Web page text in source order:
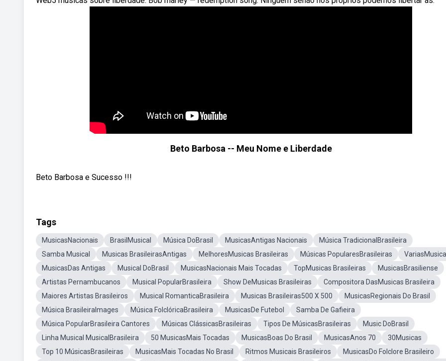
Beto Barbosa -- Meu Nome e Liberdade
Beto Barbosa e Sucesso !!!
Tags
MusicasNacionais BrasilMusical Música DoBrasil MusicasAntigas Nacionais
Música TradicionalBrasileira
Samba Musical
Musicas BrasileirasAntigas MelhoresMusicas Brasileiras Músicas PopularesBrasileiras
MusicasDas Antigas
Musical DoBrasil MusicasNacionais Mais Tocadas TopMusicas Brasileiras
MusicasBrasiliense
Artistas Pernambucanos
Musical PopularBrasileira Show DeMusicas Brasileiras
Compositora DasMusicas Brasileira
Maiores Artistas Brasileiros
Musical RomanticaBrasileira Musicas Brasileiras500 X 500
MusicasRegionais Do Brasil
Música BrasileiraImages
Música FolclóricaBrasileira MusicasDe Futebol
Samba De Gafieira
Música PopularBrasileira Cantores
Músicas ClássicasBrasileiras Tipos De MúsicasBrasileiras
Music DoBrasil
Linha Musical MusicalBrasileira
50 MusicasMais Tocadas MusicasBoas Do Brasil MusicasAnos 70
30Musicas
Top 10 MúsicasBrasileiras
MusicasMais Tocadas No Brasil Ritmos Musicais Brasileiros
MusicasDo Folclore Brasileiro